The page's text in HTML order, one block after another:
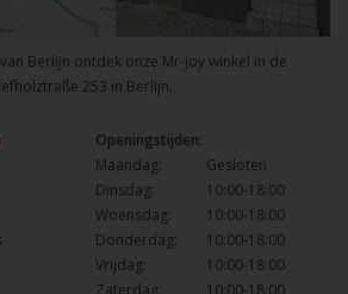
Berlijn ontdek onze Mr-joy winkel in de
253 in Berlijn.
Openingstijden:
Maandag:
Gesloten
Dinsdag:
10:00-18:00
Woensdag:
10:00-18:00
Donderdag:
10:00-18:00
Vrijdag:
10:00-18:00
Zaterdag:
10:00-18:00